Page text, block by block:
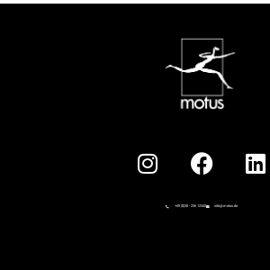
+49 (0)30 - 236 12345 info@motus.de